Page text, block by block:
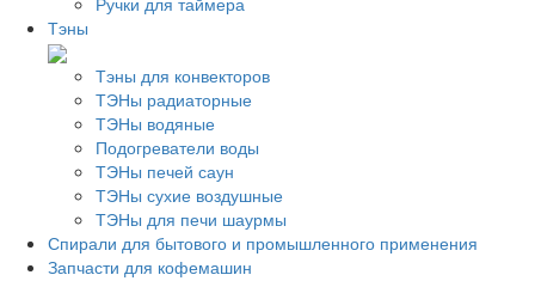
Тэны
Тэны для конвекторов
ТЭНы радиаторные
ТЭНы водяные
Подогреватели воды
ТЭНы печей саун
ТЭНы сухие воздушные
ТЭНы для печи шаурмы
Спирали для бытового и промышленного применения
Запчасти для кофемашин